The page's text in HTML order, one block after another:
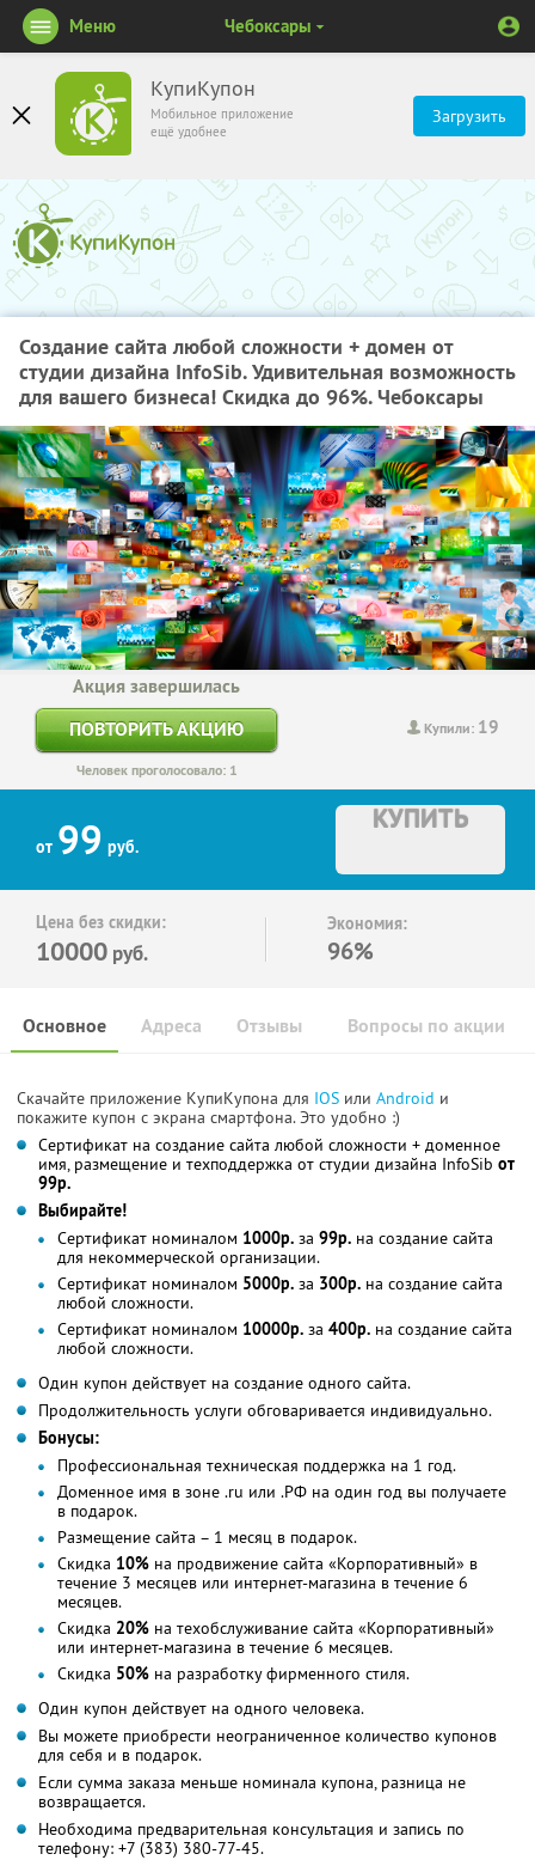
КупиКупон
Мобильное приложение
ещё удобнее
Загрузить
Меню Чебоксары
Создание сайта любой сложности + домен от
студии дизайна InfoSib. Удивительная возможность
для вашего бизнеса! Скидка до 96%. Чебоксары
Купили: 19
Акция завершилась
ПОВТОРИТЬ АКЦИЮ
Человек проголосовало: 1
от 99 руб.
КУПИТЬ
Цена без скидки:
10000 руб.
Экономия:
96%
Основное Отзывы Вопросы по акции
Адреса
Скачайте приложение КупиКупона для IOS или Android и
покажите купон с экрана смартфона. Это удобно :)
Сертификат на создание сайта любой сложности + доменное
имя, размещение и техподдержка от студии дизайна InfoSib от
99р.
Выбирайте!
Сертификат номиналом 1000р. за 99р. на создание сайта
для некоммерческой организации.
Сертификат номиналом 5000р. за 300р. на создание сайта
любой сложности.
Сертификат номиналом 10000р. за 400р. на создание сайта
любой сложности.
Один купон действует на создание одного сайта.
Продолжительность услуги обговаривается индивидуально.
Бонусы:
Профессиональная техническая поддержка на 1 год.
Доменное имя в зоне .ru или .РФ на один год вы получаете
в подарок.
Размещение сайта – 1 месяц в подарок.
Скидка 10% на продвижение сайта «Корпоративный» в
течение 3 месяцев или интернет-магазина в течение 6
месяцев.
Скидка 20% на техобслуживание сайта «Корпоративный»
или интернет-магазина в течение 6 месяцев.
Скидка 50% на разработку фирменного стиля.
Один купон действует на одного человека.
Вы можете приобрести неограниченное количество купонов
для себя и в подарок.
Если сумма заказа меньше номинала купона, разница не
возвращается.
Необходима предварительная консультация и запись по
телефону: +7 (383) 380-77-45.